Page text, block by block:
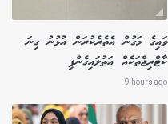
ވައިގެ މަގުން އެތެރެކުރަން އުޅުނު ގިނަ
ކާޓްރިޖްތަކެއް އަތުލައިގެންފި
9 hours ago